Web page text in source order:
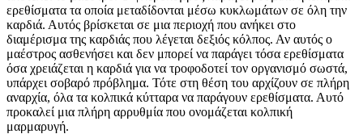
ερεθίσματα τα οποία μεταδίδονται μέσω κυκλωμάτων σε όλη την
καρδιά. Αυτός βρίσκεται σε μια περιοχή που ανήκει στο
διαμέρισμα της καρδιάς που λέγεται δεξιός κόλπος. Αν αυτός ο
μαέστρος ασθενήσει και δεν μπορεί να παράγει τόσα ερεθίσματα
όσα χρειάζεται η καρδιά για να τροφοδοτεί τον οργανισμό σωστά,
υπάρχει σοβαρό πρόβλημα. Τότε στη θέση του αρχίζουν σε πλήρη
αναρχία, όλα τα κολπικά κύτταρα να παράγουν ερεθίσματα. Αυτό
προκαλεί μια πλήρη αρρυθμία που ονομάζεται κολπική
μαρμαρυγή.